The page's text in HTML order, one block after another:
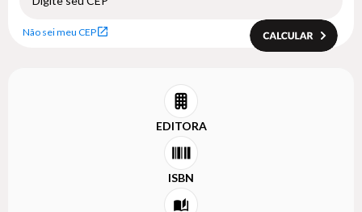
Não sei meu CEP
EDITORA
ISBN